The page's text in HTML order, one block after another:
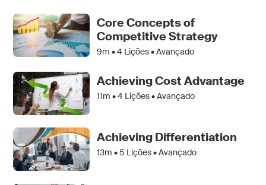
Core Concepts of
Competitive Strategy
9m •4 Lições • Avançado
Achieving Cost Advantage
11m •4 Lições • Avançado
Achieving Differentiation
13m •5 Lições • Avançado